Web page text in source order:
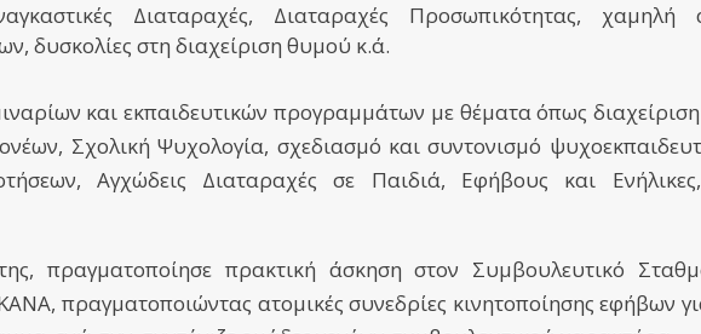
Διαταραχές, Διαταραχές Προσωπικότητας, χαμηλή
δυσκολίες στη διαχείριση θυμού κ.ά.​
και εκπαιδευτικών προγραμμάτων με θέματα όπως
Σχολική Ψυχολογία, σχεδιασμό και συντονισμό
Αγχώδεις Διαταραχές σε Παιδιά, Εφήβους και
πραγματοποίησε πρακτική άσκηση στον Συμβουλευτικό
πραγματοποιώντας ατομικές συνεδρίες κινητοποίησης εφήβων